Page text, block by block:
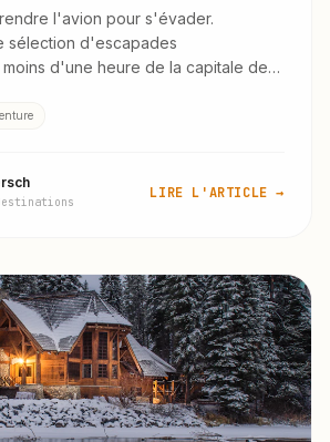
l'avion pour s'évader.
sélection d'escapades
d'une heure de la capitale des
LIRE L'ARTICLE →